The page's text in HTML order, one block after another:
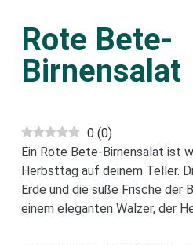
Rote Bete-
Birnensalat
0 (0)
Ein Rote Bete-Birnensalat ist
Herbsttag auf deinem Teller.
Erde und die süße Frische der
einem eleganten Walzer, der